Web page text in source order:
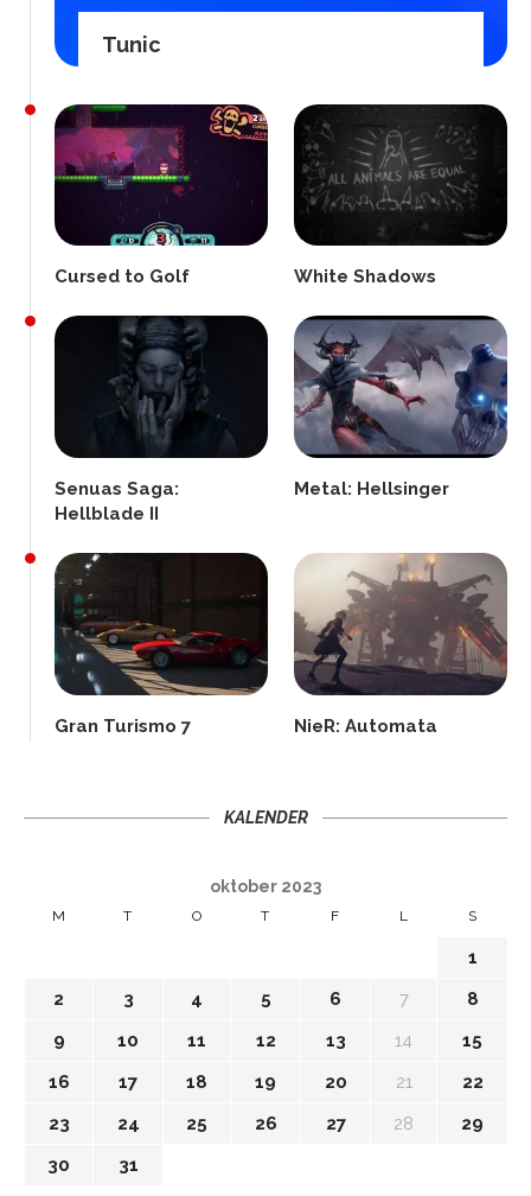
Tunic
Cursed to Golf White Shadows
Senuas Saga:
Hellblade II
Metal: Hellsinger
Gran Turismo 7 NieR: Automata
KALENDER
oktober 2023
M T O T F L S
1
2
3 4 5 6 7
8
9
10 11 12 13 14
15
16
17 18 19 20 21
22
23
24 25 26 27 28
29
30
31